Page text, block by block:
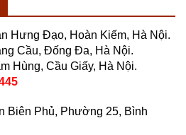
Hưng Đạo, Hoàn Kiếm, Hà Nội.
Cầu, Đống Đa, Hà Nội.
Hùng, Cầu Giấy, Hà Nội.
Biên Phủ, Phường 25, Bình